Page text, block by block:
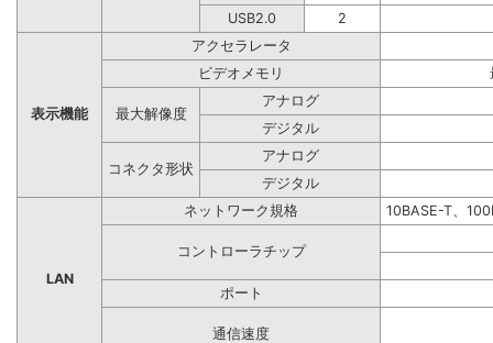
USB2.0
2
表示機能
アクセラレータ
ビデオメモリ
最大解像度
アナログ
デジタル
コネクタ形状
アナログ
デジタル
LAN
ネットワーク規格 10BASE-T、
コントローラチップ
ポート
通信速度